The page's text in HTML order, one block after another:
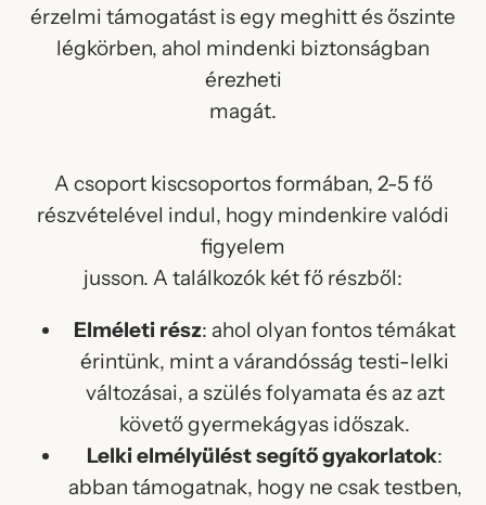
érzelmi támogatást is egy meghitt és őszinte
légkörben, ahol mindenki biztonságban
érezheti
magát.
A csoport kiscsoportos formában, 2-5 fő
részvételével indul, hogy mindenkire valódi
figyelem
jusson. A találkozók két fő részből:
Elméleti rész: ahol olyan fontos témákat
érintünk, mint a várandósság testi-lelki
változásai, a szülés folyamata és az azt
követő gyermekágyas időszak.
Lelki elmélyülést segítő gyakorlatok:
abban támogatnak, hogy ne csak testben,